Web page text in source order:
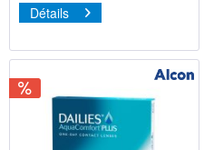
Détails